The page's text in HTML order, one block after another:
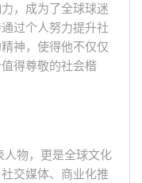
，成为了全球球迷
过个人努力提升社
神，使得他不仅仅
得尊敬的社会楷
人物，更是全球文化
交媒体、商业化推